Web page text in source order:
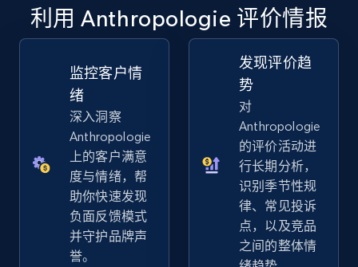
TikTok Shop - discover records by shop url
URL, Title, Available, Description, Currency, Initial
price, Final price, Discount percent, and more.
5.4K+ 667+ 立即开始
Amazon sellers info
Seller id, URL, Seller name, Description, Detailed
利用 Anthropologie 评价情报
监控客户情
绪
深入洞察
Anthropologie
上的客户满意
度与情绪，帮
助你快速发现
负面反馈模式
并守护品牌声
誉。
发现评价趋
势
对
Anthropologie
的评价活动进
行长期分析，
识别季节性规
律、常见投诉
点，以及竞品
之间的整体情